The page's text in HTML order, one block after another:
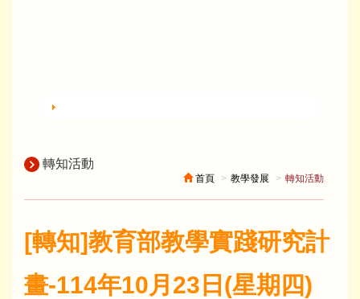
轉知活動
首頁 教學發展 轉知活動
[轉知]教育部教學實踐研究計
畫-114年10月23日(星期四)